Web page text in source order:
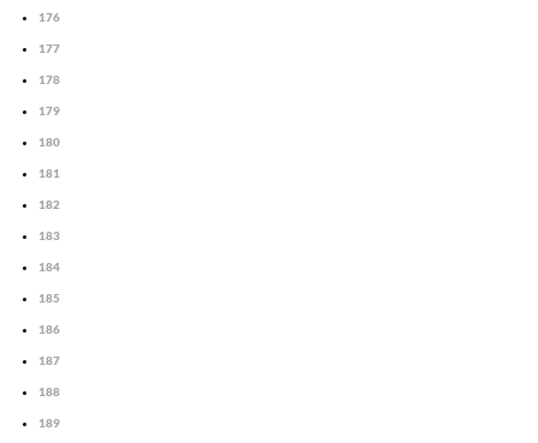
176
177
178
179
180
181
182
183
184
185
186
187
188
189